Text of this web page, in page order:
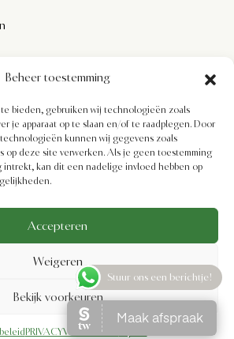
Beheer toestemming
bieden, gebruiken wij technologieën zoals
je apparaat op te slaan en/of te raadplegen. Door
kunnen wij gegevens zoals
op deze site verwerken. Als je geen toestemming
intrekt, kan dit een nadelige invloed hebben op
Accepteren
Weigeren
Bekijk voorkeuren
PRIVACYVERKLARING
AESTHETICS | Designed byEzgi Uslu
Stuur ons een berichtje!